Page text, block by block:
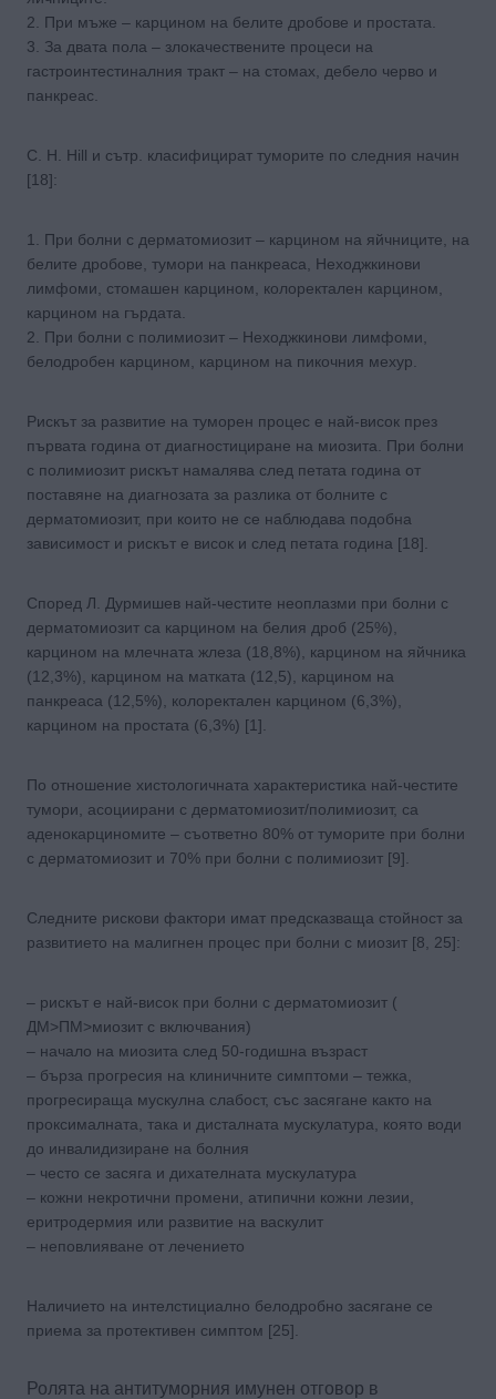
2. При мъже – карцином на белите дробове и простата.
3. За двата пола – злокачествените процеси на
гастроинтестиналния тракт – на стомах, дебело черво и
панкреас.
C. H. Hill и сътр. класифицират туморите по следния начин
[18]:
1. При болни с дерматомиозит – карцином на яйчниците, на
белите дробове, тумори на панкреаса, Неходжкинови
лимфоми, стомашен карцином, колоректален карцином,
карцином на гърдата.
2. При болни с полимиозит – Неходжкинови лимфоми,
белодробен карцином, карцином на пикочния мехур.
Рискът за развитие на туморен процес е най-висок през
първата година от диагностициране на миозита. При болни
с полимиозит рискът намалява след петата година от
поставяне на диагнозата за разлика от болните с
дерматомиозит, при които не се наблюдава подобна
зависимост и рискът е висок и след петата година [18].
Според Л. Дурмишев най-честите неоплазми при болни с
дерматомиозит са карцином на белия дроб (25%),
карцином на млечната жлеза (18,8%), карцином на яйчника
(12,3%), карцином на матката (12,5), карцином на
панкреаса (12,5%), колоректален карцином (6,3%),
карцином на простата (6,3%) [1].
По отношение хистологичната характеристика най-честите
тумори, асоциирани с дерматомиозит/полимиозит, са
аденокарциномите – съответно 80% от туморите при болни
с дерматомиозит и 70% при болни с полимиозит [9].
Следните рискови фактори имат предсказваща стойност за
развитието на малигнен процес при болни с миозит [8, 25]:
– рискът е най-висок при болни с дерматомиозит (
ДМ>ПМ>миозит с включвания)
– начало на миозита след 50-годишна възраст
– бърза прогресия на клиничните симптоми – тежка,
прогресираща мускулна слабост, със засягане както на
проксималната, така и дисталната мускулатура, която води
до инвалидизиране на болния
– често се засяга и дихателната мускулатура
– кожни некротични промени, атипични кожни лезии,
еритродермия или развитие на васкулит
– неповлияване от лечението
Наличието на интелстициално белодробно засягане се
приема за протективен симптом [25].
Ролята на антитуморния имунен отговор в